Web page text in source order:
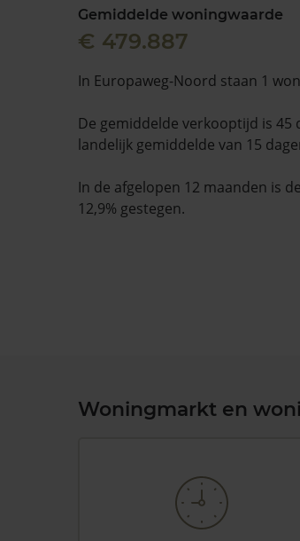
Gemiddelde woningwaarde
€ 479.887
In Europaweg-Noord staan 1
De gemiddelde verkooptijd is
landelijk gemiddelde van 15
In de afgelopen 12 maanden is
12,9% gestegen.
Woningmarkt en